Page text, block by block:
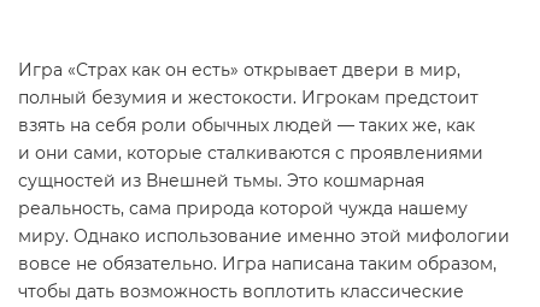
Игра «Страх как он есть» открывает двери в мир,
полный безумия и жестокости. Игрокам предстоит
взять на себя роли обычных людей — таких же, как
и они сами, которые сталкиваются с проявлениями
сущностей из Внешней тьмы. Это кошмарная
реальность, сама природа которой чужда нашему
миру. Однако использование именно этой мифологии
вовсе не обязательно. Игра написана таким образом,
чтобы дать возможность воплотить классические